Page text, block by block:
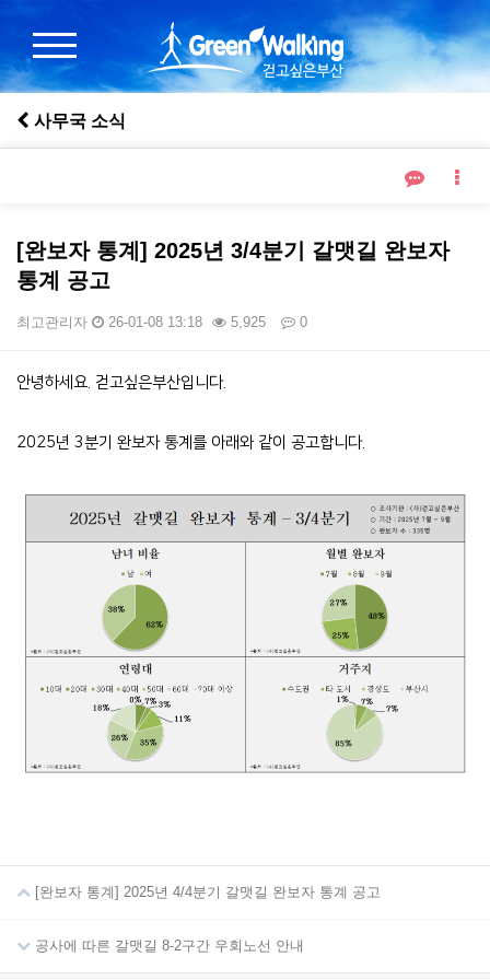
사무국 소식
[완보자 통계] 2025년 3/4분기 갈맷길 완보자
통계 공고
최고관리자 26-01-08 13:18 5,925 0
본문
안녕하세요. 걷고싶은부산입니다.
2025년 3분기 완보자 통계를 아래와 같이 공고합니다.
[완보자 통계] 2025년 4/4분기 갈맷길 완보자 통계 공고
공사에 따른 갈맷길 8-2구간 우회노선 안내